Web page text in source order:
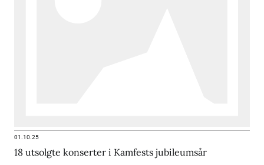
01.10.25
18 utsolgte konserter i Kamfests jubileumsår